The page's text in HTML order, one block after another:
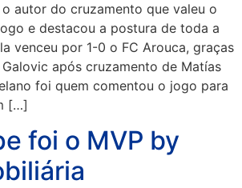
autor do cruzamento que valeu o
e destacou a postura de toda a
venceu por 1-0 o FC Arouca, graças
após cruzamento de Matías
foi quem comentou o jogo para
[…]
foi o MVP by